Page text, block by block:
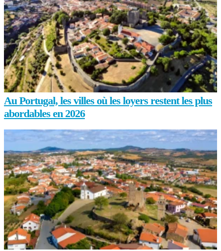
Au Portugal, les villes où les loyers restent les plus
abordables en 2026